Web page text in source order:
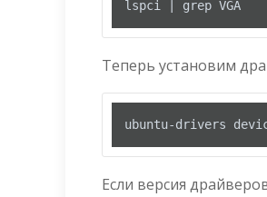
lspci | grep VGA
Теперь установим
ubuntu-drivers
Если версия